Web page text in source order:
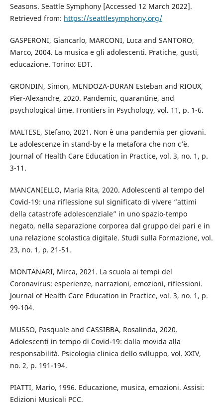
Seasons. Seattle Symphony [Accessed 12 March 2022].
Retrieved from: https://seattlesymphony.org/
GASPERONI, Giancarlo, MARCONI, Luca and SANTORO,
Marco, 2004. La musica e gli adolescenti. Pratiche, gusti,
educazione. Torino: EDT.
GRONDIN, Simon, MENDOZA-DURAN Esteban and RIOUX,
Pier-Alexandre, 2020. Pandemic, quarantine, and
psychological time. Frontiers in Psychology, vol. 11, p. 1-6.
MALTESE, Stefano, 2021. Non è una pandemia per giovani.
Le adolescenze in stand-by e la metafora che non c’è.
Journal of Health Care Education in Practice, vol. 3, no. 1, p.
3-11.
MANCANIELLO, Maria Rita, 2020. Adolescenti al tempo del
Covid-19: una riflessione sul significato di vivere “attimi
della catastrofe adolescenziale” in uno spazio-tempo
negato, nella separazione corporea dal gruppo dei pari e in
una relazione scolastica digitale. Studi sulla Formazione, vol.
23, no. 1, p. 21-51.
MONTANARI, Mirca, 2021. La scuola ai tempi del
Coronavirus: esperienze, narrazioni, emozioni, riflessioni.
Journal of Health Care Education in Practice, vol. 3, no. 1, p.
99-104.
MUSSO, Pasquale and CASSIBBA, Rosalinda, 2020.
Adolescenti in tempo di Covid-19: dalla movida alla
responsabilità. Psicologia clinica dello sviluppo, vol. XXIV,
no. 2, p. 191-194.
PIATTI, Mario, 1996. Educazione, musica, emozioni. Assisi:
Edizioni Musicali PCC.